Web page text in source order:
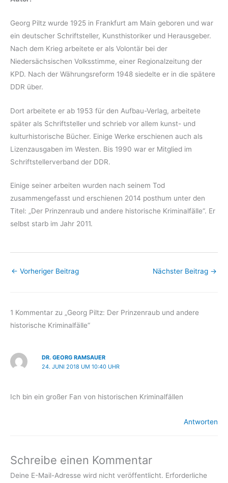
Georg Piltz wurde 1925 in Frankfurt am Main geboren und war
ein deutscher Schriftsteller, Kunsthistoriker und Herausgeber.
Nach dem Krieg arbeitete er als Volontär bei der
Niedersächsischen Volksstimme, einer Regionalzeitung der
KPD. Nach der Währungsreform 1948 siedelte er in die spätere
DDR über.
Dort arbeitete er ab 1953 für den Aufbau-Verlag, arbeitete
später als Schriftsteller und schrieb vor allem kunst- und
kulturhistorische Bücher. Einige Werke erschienen auch als
Lizenzausgaben im Westen. Bis 1990 war er Mitglied im
Schriftstellerverband der DDR.
Einige seiner arbeiten wurden nach seinem Tod
zusammengefasst und erschienen 2014 posthum unter den
Titel: „Der Prinzenraub und andere historische Kriminalfälle“. Er
selbst starb im Jahr 2011.
← Vorheriger Beitrag Nächster Beitrag →
1 Kommentar zu „Georg Piltz: Der Prinzenraub und andere
historische Kriminalfälle“
DR. GEORG RAMSAUER
24. JUNI 2018 UM 10:40 UHR
Ich bin ein großer Fan von historischen Kriminalfällen
Antworten
Schreibe einen Kommentar
Deine E-Mail-Adresse wird nicht veröffentlicht. Erforderliche